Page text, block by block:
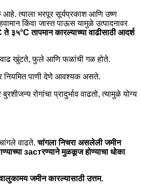
त्याला भरपूर सूर्यप्रकाश आणि उष्ण
किंवा जास्त पाऊस यामुळे उत्पादनावर
ते ३५°C तापमान कारल्याच्या वाढीसाठी आदर्श
खुंटते, फुले आणि फळांची गळ होते.
नियमित पाणी देणे आवश्यक असते.
रोगांचा प्रादुर्भाव वाढतो, त्यामुळे योग्य
वाढते.चांगला निचरा असलेली जमीन
застरण्याने मुळकूज होण्याचा धोका
जमीन कारल्यासाठी उत्तम.